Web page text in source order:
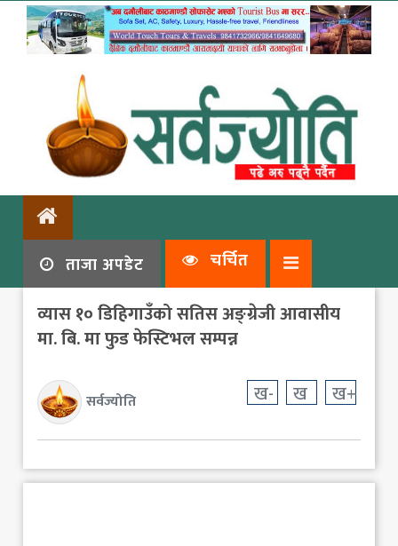
ताजा अपडेट चर्चित
व्यास १० डिहिगाउँको सतिस अङ्ग्रेजी आवासीय
मा. बि. मा फुड फेस्टिभल सम्पन्न
सर्वज्योति ख- ख ख+